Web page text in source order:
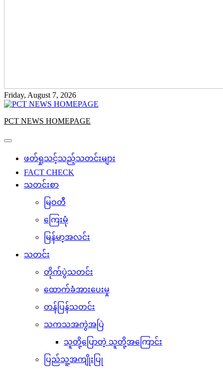
Friday, August 7, 2026
PCT NEWS HOMEPAGE
ဖတ်ရှုသင့်သည့်သတင်းများ
FACT CHECK
သတင်းစာ
မြဝတီ
ကြေးမုံ
မြန်မာ့အလင်း
သတင်း
တိုက်ပွဲသတင်း
ထောက်ခံအားပေးမှု
တန်ပြန်သတင်း
သကသအကွဲအပြဲ
သူတို့ပြောတဲ့ သူတို့အကြောင်း
ပြည်သူ့အကျိုးပြု